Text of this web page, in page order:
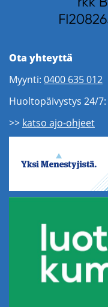
Ota yhteyttä
Myynti: 0400 635 012
Huoltopäivystys 24/7:
>> katso ajo-ohjeet